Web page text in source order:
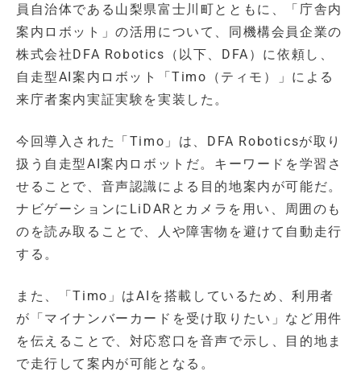
員自治体である山梨県富士川町とともに、「庁舎内
案内ロボット」の活用について、同機構会員企業の
株式会社DFA Robotics（以下、DFA）に依頼し、
自走型AI案内ロボット「Timo（ティモ）」による
来庁者案内実証実験を実装した。
今回導入された「Timo」は、DFA Roboticsが取り
扱う自走型AI案内ロボットだ。キーワードを学習さ
せることで、音声認識による目的地案内が可能だ。
ナビゲーションにLiDARとカメラを用い、周囲のも
のを読み取ることで、人や障害物を避けて自動走行
する。
また、「Timo」はAIを搭載しているため、利用者
が「マイナンバーカードを受け取りたい」など用件
を伝えることで、対応窓口を音声で示し、目的地ま
で走行して案内が可能となる。